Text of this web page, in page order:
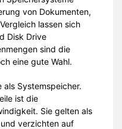
von Dokumenten,
lassen sich
Disk Drive
sind die
eine gute Wahl.
als Systemspeicher.
ist die
Sie gelten als
verzichten auf